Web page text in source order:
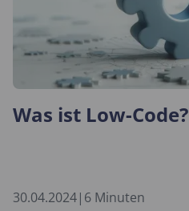
Was ist Low-Code?
30.04.2024| 6 Minuten